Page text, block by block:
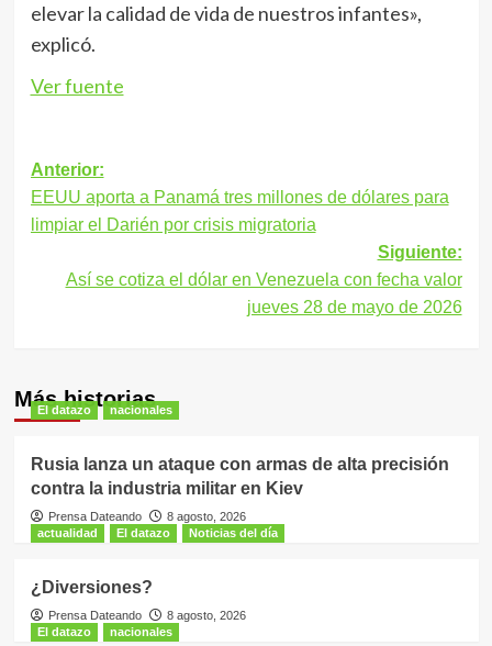
elevar la calidad de vida de nuestros infantes»,
explicó.
Ver fuente
Navegación
de
entradas
Anterior:
EEUU aporta a Panamá tres millones de dólares para
limpiar el Darién por crisis migratoria
Siguiente:
Así se cotiza el dólar en Venezuela con fecha valor
jueves 28 de mayo de 2026
Más historias
El datazo nacionales
Rusia lanza un ataque con armas de alta precisión
contra la industria militar en Kiev
Prensa Dateando
8 agosto, 2026
actualidad
El datazo Noticias del día
¿Diversiones?
Prensa Dateando
8 agosto, 2026
El datazo
nacionales